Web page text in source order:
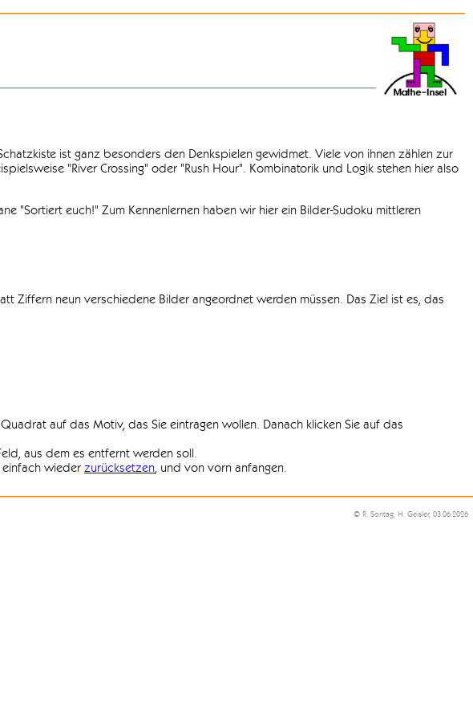
ist ganz besonders den Denkspielen gewidmet. Viele von ihnen zählen zur
"River Crossing" oder "Rush Hour". Kombinatorik und Logik stehen hier also
"Sortiert euch!" Zum Kennenlernen haben wir hier ein Bilder-Sudoku mittleren
Ziffern neun verschiedene Bilder angeordnet werden müssen. Das Ziel ist es, das
auf das Motiv, das Sie eintragen wollen. Danach klicken Sie auf das
aus dem es entfernt werden soll.
einfach wieder zurücksetzen, und von vorn anfangen.
© R. Sontag, H. Geisler, 03.06.2026